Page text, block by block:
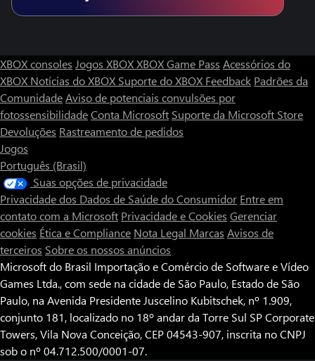
XBOX consoles Jogos XBOXXBOX Game Pass Acessórios do
XBOX Notícias do XBOX Suporte do XBOX Feedback Padrões da
ComunidadeAviso de potenciais convulsões por
fotossensibilidadeConta Microsoft Suporte da Microsoft Store
Devoluções Rastreamento de pedidos
Jogos
Português (Brasil)
Suas opções de privacidade
Privacidade dos Dados de Saúde do Consumidor Entre em
contato com a Microsoft Privacidade e Cookies Gerenciar
cookies Ética e Compliance Nota Legal Marcas Avisos de
terceiros Sobre os nossos anúncios
Microsoft do Brasil Importação e Comércio de Software e Vídeo
Games Ltda., com sede na cidade de São Paulo, Estado de São
Paulo, na Avenida Presidente Juscelino Kubitschek, nº 1.909,
conjunto 181, localizado no 18º andar da Torre Sul SP Corporate
Towers, Vila Nova Conceição, CEP 04543-907, inscrita no CNPJ
sob o nº 04.712.500/0001-07.